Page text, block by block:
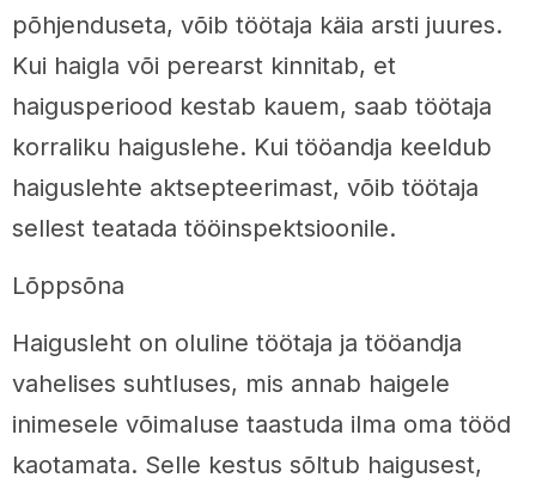
põhjenduseta, võib töötaja käia arsti juures.
Kui haigla või perearst kinnitab, et
haigusperiood kestab kauem, saab töötaja
korraliku haiguslehe. Kui tööandja keeldub
haiguslehte aktsepteerimast, võib töötaja
sellest teatada tööinspektsioonile.
Lõppsõna
Haigusleht on oluline töötaja ja tööandja
vahelises suhtluses, mis annab haigele
inimesele võimaluse taastuda ilma oma tööd
kaotamata. Selle kestus sõltub haigusest,